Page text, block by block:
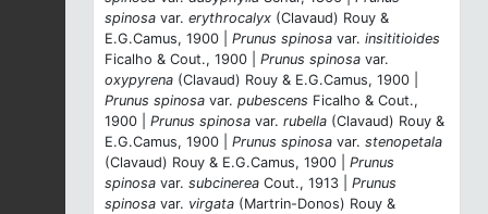
spinosa var. erythrocalyx (Clavaud) Rouy &
E.G.Camus, 1900 | Prunus spinosa var. insititioides
Ficalho & Cout., 1900 | Prunus spinosa var.
oxypyrena (Clavaud) Rouy & E.G.Camus, 1900 |
Prunus spinosa var. pubescens Ficalho & Cout.,
1900 | Prunus spinosa var. rubella (Clavaud) Rouy &
E.G.Camus, 1900 | Prunus spinosa var. stenopetala
(Clavaud) Rouy & E.G.Camus, 1900 | Prunus
spinosa var. subcinerea Cout., 1913 | Prunus
spinosa var. virgata (Martrin-Donos) Rouy &